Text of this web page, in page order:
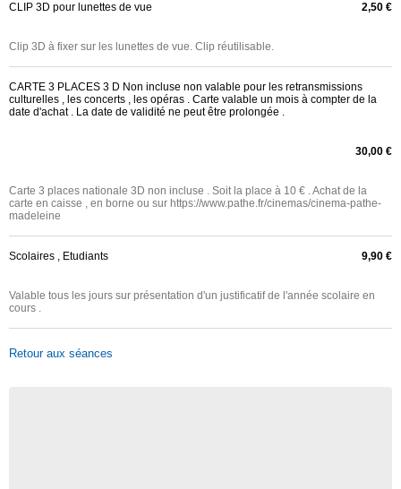
CLIP 3D pour lunettes de vue 2,50 €
Clip 3D à fixer sur les lunettes de vue. Clip réutilisable.
CARTE 3 PLACES 3 D Non incluse non valable pour les retransmissions
culturelles , les concerts , les opéras . Carte valable un mois à compter de la
date d'achat . La date de validité ne peut être prolongée .
30,00 €
Carte 3 places nationale 3D non incluse . Soit la place à 10 € . Achat de la
carte en caisse , en borne ou sur https://www.pathe.fr/cinemas/cinema-pathe-
madeleine
Scolaires , Etudiants 9,90 €
Valable tous les jours sur présentation d'un justificatif de l'année scolaire en
cours .
Retour aux séances